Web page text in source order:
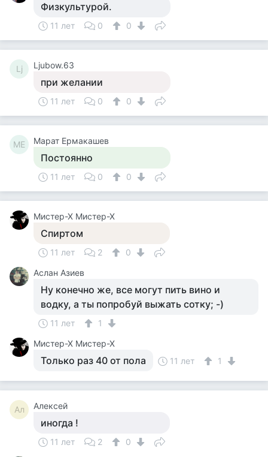
Физкультурой.
11 лет 0 0
Lj Ljubow.63
при желании
11 лет 0 0
МЕ Марат Ермакашев
Постоянно
11 лет 0 0
Мистер-Х Мистер-Х
Спиртом
11 лет 2
0
Аслан Азиев
Ну конечно же, все могут пить вино и
водку, а ты попробуй выжать сотку; -)
11 лет
1
Мистер-Х Мистер-Х
Только раз 40 от пола 11 лет 1
Ал Алексей
иногда !
11 лет 2
0